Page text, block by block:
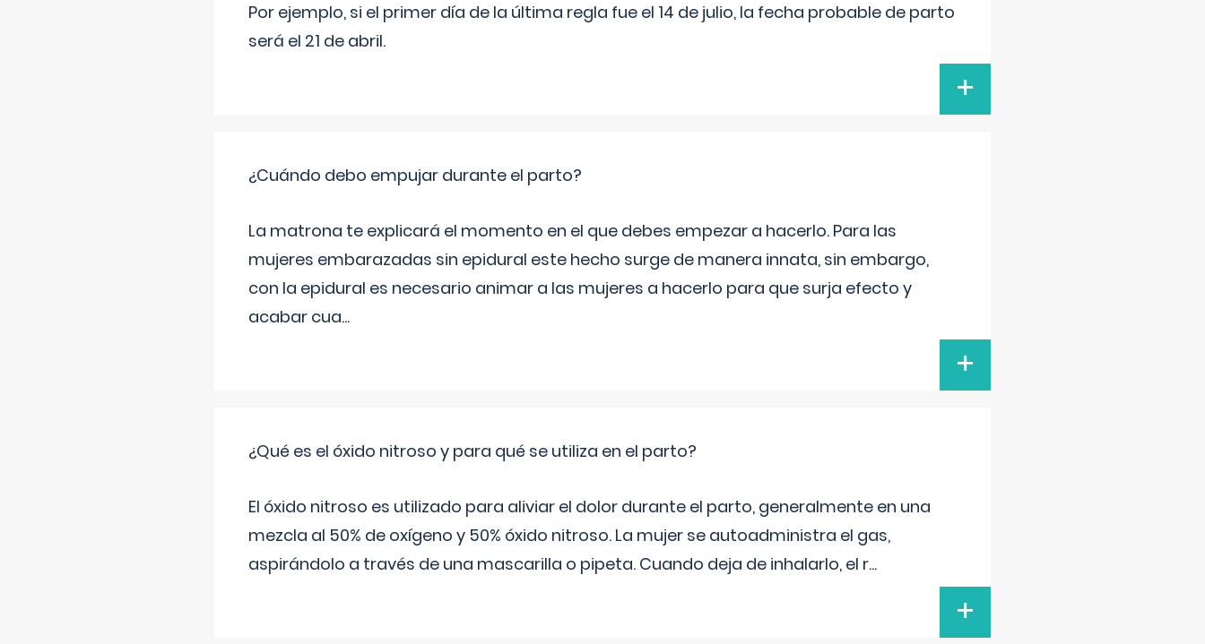
Por ejemplo, si el primer día de la última regla fue el 14 de julio, la fecha probable de parto
será el 21 de abril.
+
¿Cuándo debo empujar durante el parto?
La matrona te explicará el momento en el que debes empezar a hacerlo. Para las
mujeres embarazadas sin epidural este hecho surge de manera innata, sin embargo,
con la epidural es necesario animar a las mujeres a hacerlo para que surja efecto y
acabar cua...
+
¿Qué es el óxido nitroso y para qué se utiliza en el parto?
El óxido nitroso es utilizado para aliviar el dolor durante el parto, generalmente en una
mezcla al 50% de oxígeno y 50% óxido nitroso. La mujer se autoadministra el gas,
aspirándolo a través de una mascarilla o pipeta. Cuando deja de inhalarlo, el r...
+